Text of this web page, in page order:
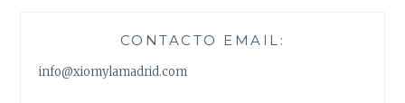
CONTACTO EMAIL:
info@xiomylamadrid.com